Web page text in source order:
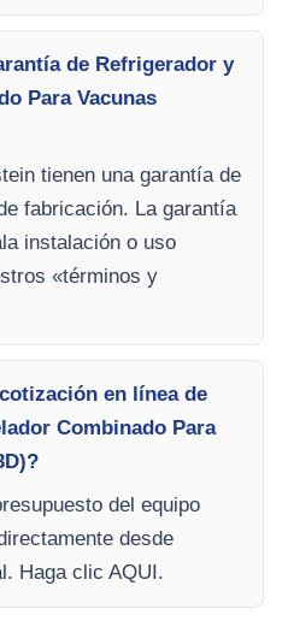
de Refrigerador y
Para Vacunas
tienen una garantía de
fabricación. La garantía
instalación o uso
«términos y
en línea de
Combinado Para
del equipo
desde
Haga clic AQUI.